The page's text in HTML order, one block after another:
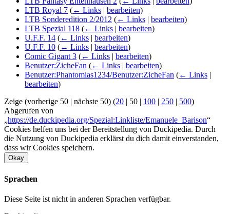
LTB Royal 7 (← Links | bearbeiten)
LTB Sonderedition 2/2012 (← Links | bearbeiten)
LTB Spezial 118 (← Links | bearbeiten)
U.F.F. 14 (← Links | bearbeiten)
U.F.F. 10 (← Links | bearbeiten)
Comic Gigant 3 (← Links | bearbeiten)
Benutzer:ZicheFan (← Links | bearbeiten)
Benutzer:Phantomias1234/Benutzer:ZicheFan (← Links |
bearbeiten)
Zeige (vorherige 50 | nächste 50) (20 | 50 | 100 | 250 | 500)
Abgerufen von
„https://de.duckipedia.org/Spezial:Linkliste/Emanuele_Barison“
Cookies helfen uns bei der Bereitstellung von Duckipedia. Durch
die Nutzung von Duckipedia erklärst du dich damit einverstanden,
dass wir Cookies speichern.
Okay
Sprachen
Diese Seite ist nicht in anderen Sprachen verfügbar.